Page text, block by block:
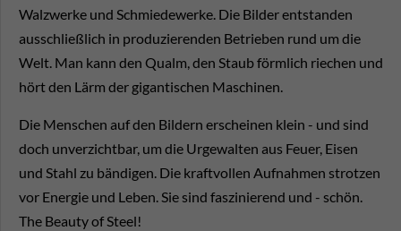
Walzwerke und Schmiedewerke. Die Bilder entstanden
ausschließlich in produzierenden Betrieben rund um die
Welt. Man kann den Qualm, den Staub förmlich riechen und
hört den Lärm der gigantischen Maschinen.
Die Menschen auf den Bildern erscheinen klein - und sind
doch unverzichtbar, um die Urgewalten aus Feuer, Eisen
und Stahl zu bändigen. Die kraftvollen Aufnahmen strotzen
vor Energie und Leben. Sie sind faszinierend und - schön.
The Beauty of Steel!